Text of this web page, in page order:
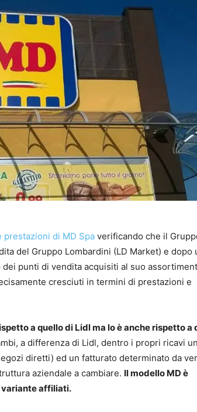
prestazioni di MD Spa verificando che il
del Gruppo Lombardini (LD Market) e dopo
punti di vendita acquisiti al suo
cresciuti in termini di prestazioni e
a quello di Lidl ma lo è anche rispetto a
a differenza di Lidl, dentro i propri ricavi
diretti) ed un fatturato determinato da
aziendale a cambiare. Il modello MD è
variante affiliati.